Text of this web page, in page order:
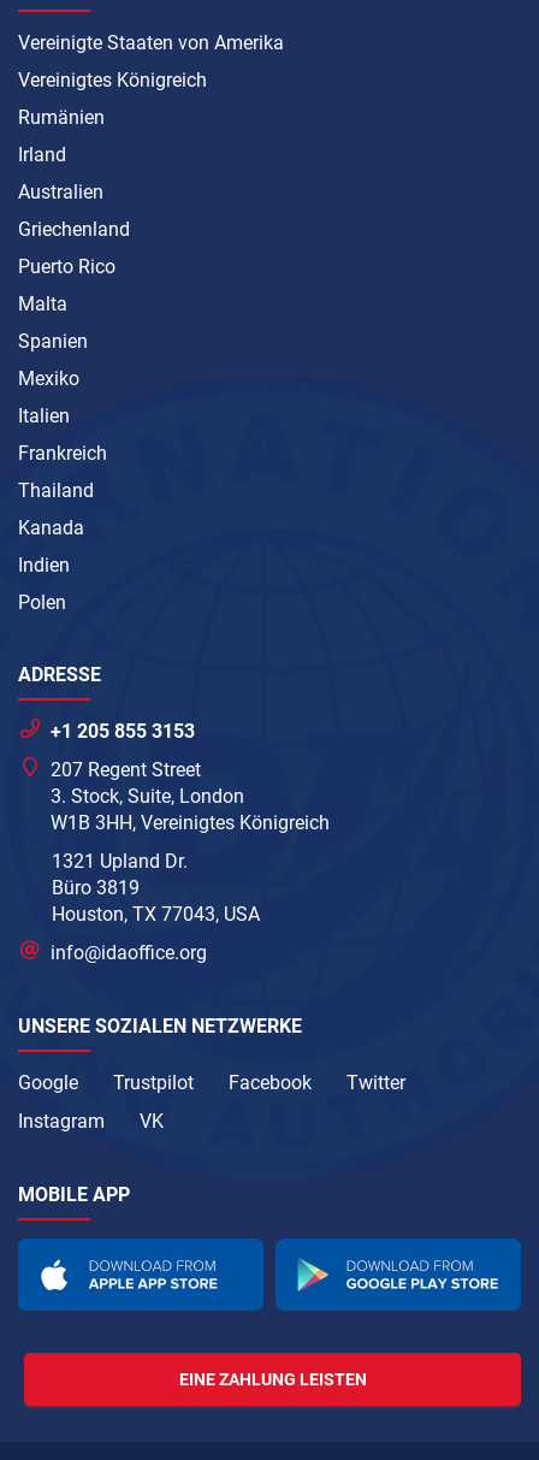
Vereinigte Staaten von Amerika
Vereinigtes Königreich
Rumänien
Irland
Australien
Griechenland
Puerto Rico
Malta
Spanien
Mexiko
Italien
Frankreich
Thailand
Kanada
Indien
Polen
ADRESSE
+1 205 855 3153
207 Regent Street
3. Stock, Suite, London
W1B 3HH, Vereinigtes Königreich
1321 Upland Dr.
Büro 3819
Houston, TX 77043, USA
info@idaoffice.org
UNSERE SOZIALEN NETZWERKE
Google Trustpilot Facebook
Twitter
Instagram
VK
MOBILE APP
EINE ZAHLUNG LEISTEN